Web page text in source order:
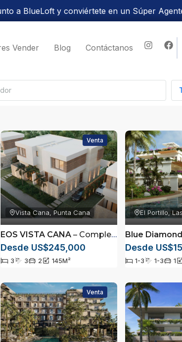
a BlueLoft y conviértete en un Súper
Vender Blog Contáctanos
Venta
Vista Cana, Punta Cana
EOS VISTA CANA– Complejo de villas ubicado en Vista Cana, Punta Cana
Desde US$245,000
3 3 2 145M²
El Portillo,
Blue Diamond
Desde
1-3 1-3 1
Venta